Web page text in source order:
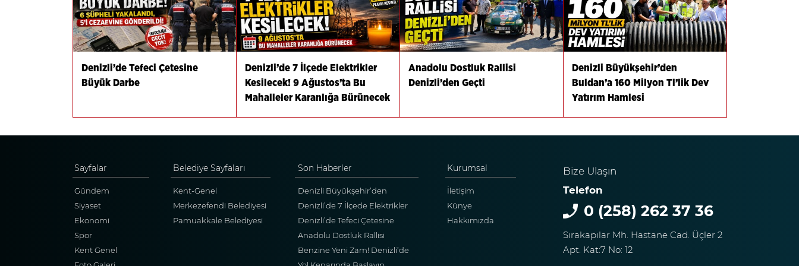
Denizli’de Tefeci Çetesine
Büyük Darbe
Denizli’de 7 İlçede Elektrikler
Kesilecek! 9 Ağustos’ta Bu
Mahalleler Karanlığa Bürünecek
Anadolu Dostluk Rallisi
Denizli’den Geçti
Denizli Büyükşehir’den
Buldan’a 160 Milyon Tl’lik Dev
Yatırım Hamlesi
Sayfalar
Gündem
Siyaset
Ekonomi
Spor
Kent Genel
Belediye Sayfaları
Kent-Genel
Merkezefendi Belediyesi
Pamuakkale Belediyesi
Son Haberler
Denizli Büyükşehir’den
Buldan’a 160 Milyon Tl’lik Dev
Yatırım Hamlesi
Denizli’de 7 İlçede Elektrikler
Kesilecek! 9 Ağustos’ta Bu
Mahalleler Karanlığa
Bürünecek
Denizli’de Tefeci Çetesine
Büyük Darbe
Anadolu Dostluk Rallisi
Denizli’den Geçti
Benzine Yeni Zam! Denizli’de
Kurumsal
İletişim
Künye
Hakkımızda
Bize Ulaşın
Telefon
0 (258) 262 37 36
Sırakapılar Mh. Hastane Cad. Üçler 2
Apt. Kat:7 No: 12